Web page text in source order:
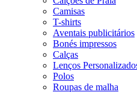
Camisas
T-shirts
Aventais publicitários
Bonés impressos
Calças
Lenços
Polos
Roupas de malha